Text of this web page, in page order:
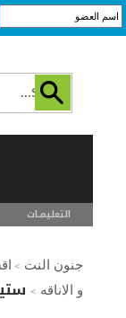
التعليمـــات
جنون النت >
و الاناقه >